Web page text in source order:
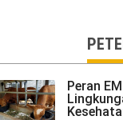
Peran